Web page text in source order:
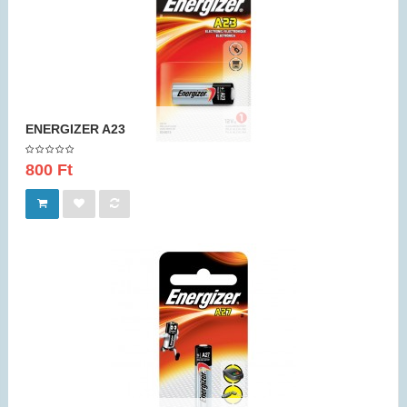
ENERGIZER A23
800 Ft